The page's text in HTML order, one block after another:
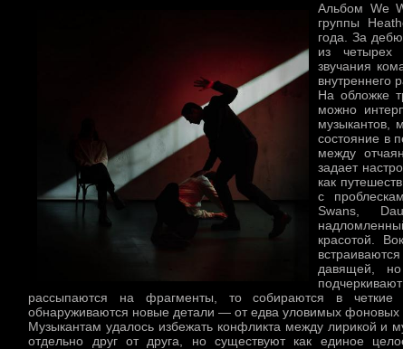
Альбом We
группы
года. За
из четырех
звучания
внутреннего
На обложке
можно
музыкантов,
состояние в
между
задает
как
с
Swans,
красотой.
давящей,
рассыпаются на фрагменты, то собираются в четкие
обнаруживаются новые детали — от едва уловимых фоновых
Музыкантам удалось избежать конфликта между лирикой и
отдельно друг от друга, но существуют как единое